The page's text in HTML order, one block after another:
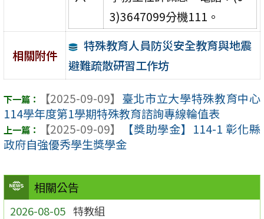
相關公告
2026-08-05 特教組
3)3647099分機111。
相關附件
特殊教育人員防災安全教育與地震
避難疏散研習工作坊
【2025-09-09】 臺北市立大學特殊教育中心
114學年度第1學期特殊教育諮詢專線輪值表
【2025-09-09】
【獎助學金】114-1 彰化縣
政府自強優秀學生獎學金